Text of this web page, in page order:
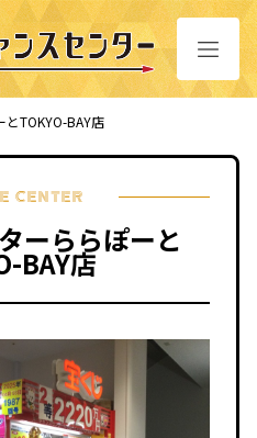
TOKYO-BAY店
CENTER
ーららぽーと
BAY店